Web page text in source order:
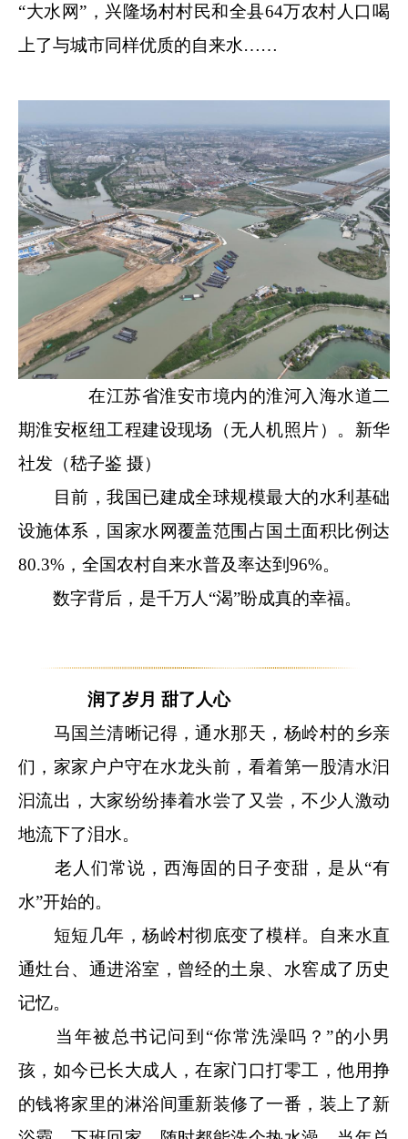
“大水网”，兴隆场村村民和全县64万农村人口喝
上了与城市同样优质的自来水……
在江苏省淮安市境内的淮河入海水道二
期淮安枢纽工程建设现场（无人机照片）。新华
社发（嵇子鉴 摄）
目前，我国已建成全球规模最大的水利基础
设施体系，国家水网覆盖范围占国土面积比例达
80.3%，全国农村自来水普及率达到96%。
数字背后，是千万人“渴”盼成真的幸福。
润了岁月 甜了人心
马国兰清晰记得，通水那天，杨岭村的乡亲
们，家家户户守在水龙头前，看着第一股清水汩
汩流出，大家纷纷捧着水尝了又尝，不少人激动
地流下了泪水。
老人们常说，西海固的日子变甜，是从“有
水”开始的。
短短几年，杨岭村彻底变了模样。自来水直
通灶台、通进浴室，曾经的土泉、水窖成了历史
记忆。
当年被总书记问到“你常洗澡吗？”的小男
孩，如今已长大成人，在家门口打零工，他用挣
的钱将家里的淋浴间重新装修了一番，装上了新